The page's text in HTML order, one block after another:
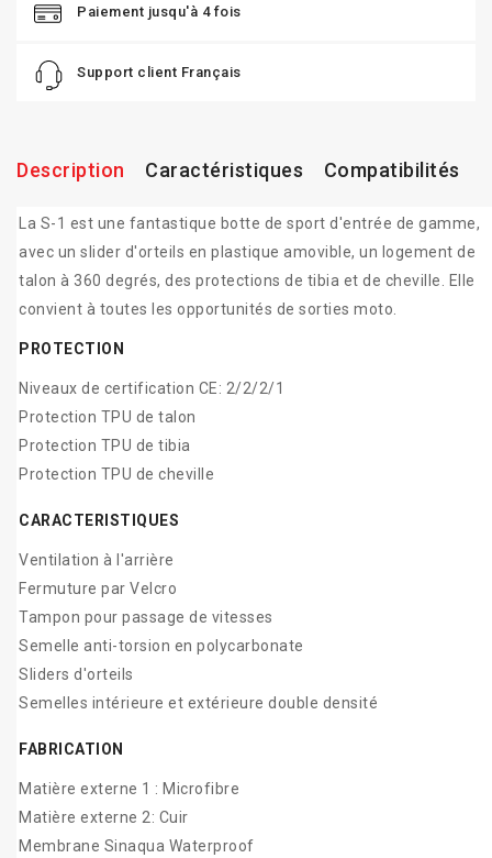
Paiement jusqu'à 4 fois
Support client Français
Description Caractéristiques Compatibilités
La S-1 est une fantastique botte de sport d'entrée de gamme,
avec un slider d'orteils en plastique amovible, un logement de
talon à 360 degrés, des protections de tibia et de cheville. Elle
convient à toutes les opportunités de sorties moto.
PROTECTION
Niveaux de certification CE: 2/2/2/1
Protection TPU de talon
Protection TPU de tibia
Protection TPU de cheville
CARACTERISTIQUES
Ventilation à l'arrière
Fermuture par Velcro
Tampon pour passage de vitesses
Semelle anti-torsion en polycarbonate
Sliders d'orteils
Semelles intérieure et extérieure double densité
FABRICATION
Matière externe 1 : Microfibre
Matière externe 2: Cuir
Membrane Sinaqua Waterproof